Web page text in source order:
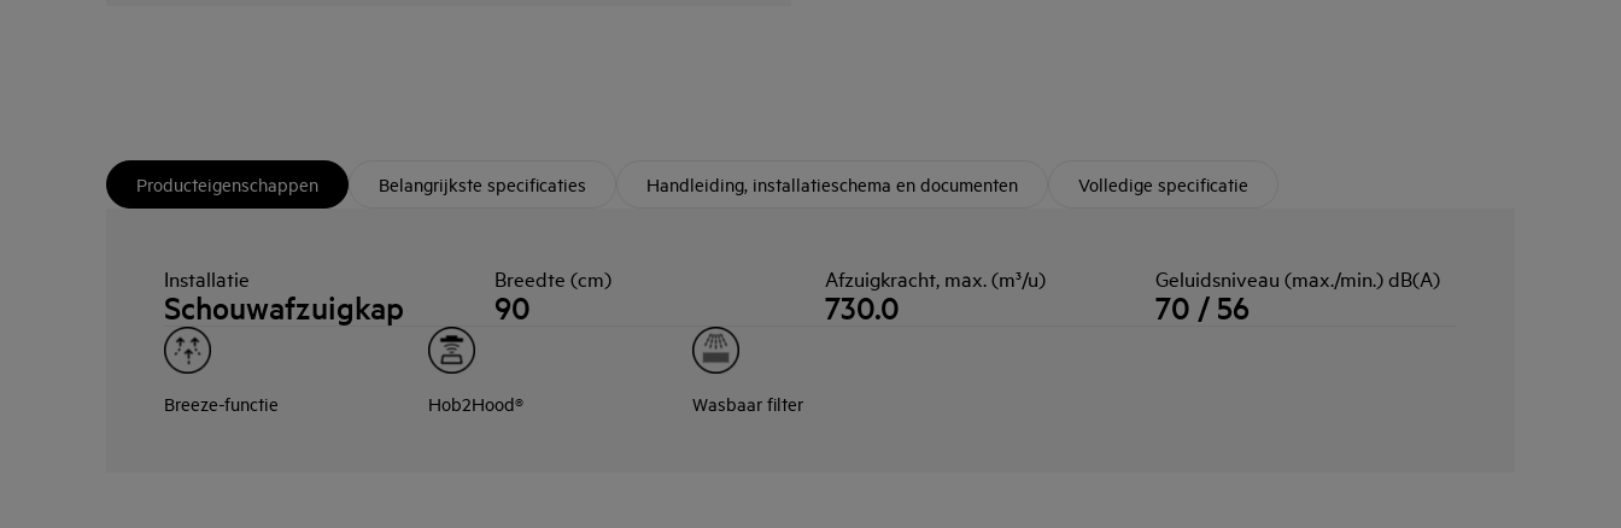
Producteigenschappen Belangrijkste specificaties Handleiding, installatieschema en documenten Volledige specificatie
Installatie
Schouwafzuigkap
Breedte (cm)
90
Afzuigkracht, max. (m³/u)
730.0
Geluidsniveau (max./min.) dB(A)
70 / 56
Breeze-functie Hob2Hood® Wasbaar filter